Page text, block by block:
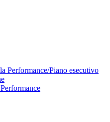
Performance/Piano esecutivo